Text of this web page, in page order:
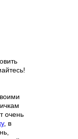
очень
, в